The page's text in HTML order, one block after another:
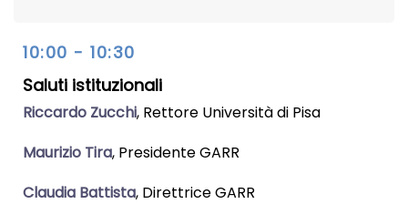
10:00 - 10:30
Saluti istituzionali
Riccardo Zucchi, Rettore Università di Pisa
Maurizio Tira, Presidente GARR
Claudia Battista, Direttrice GARR